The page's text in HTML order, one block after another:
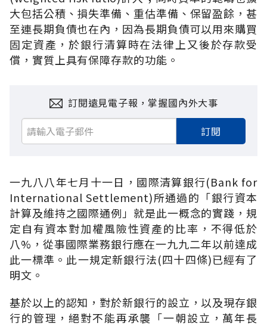
大包括公積、損失準備、重估準備、保留盈餘，甚
至連長期負債也在內，因為長期負債可以用來購買
固定資產，於銀行清算時在法律上又後於存款受
償，實質上具有保障存款的功能。
訂閱遠見電子報，掌握國內外大事
訂閱
一九八八年七月十一日，國際清算銀行(Bank for
International Settlement)所通過的「銀行資本
計算及維持之國際通例」就是此一概念的實踐，規
定自有資本對加權風險性資產的比率，不得低於
八%，從事國際業務銀行應在一九九二年以前達成
此一標準。此一規定新銀行法(四十四條)已經有了
明文。
基於以上的認知，對於新銀行的設立，以及現存銀
行的管理，絕對不能再承襲「一朝設立，萬年長